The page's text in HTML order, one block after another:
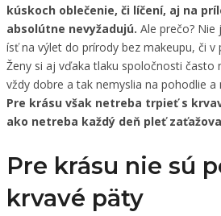
kúskoch oblečenie, či líčení, aj na
absolútne nevyžadujú. Ale prečo? Nie
ísť na výlet do prírody bez makeupu, či v
Ženy si aj vďaka tlaku spoločnosti často
vždy dobre a tak nemyslia na pohodlie a
Pre krásu však netreba trpieť s
ako netreba každý deň pleť
Pre krásu nie sú
krvavé päty